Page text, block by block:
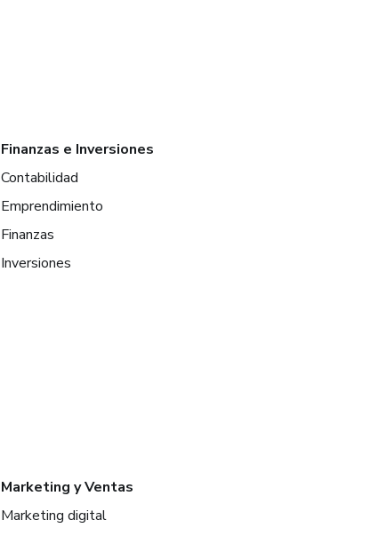
Finanzas e Inversiones
Contabilidad
Emprendimiento
Finanzas
Inversiones
Marketing y Ventas
Marketing digital